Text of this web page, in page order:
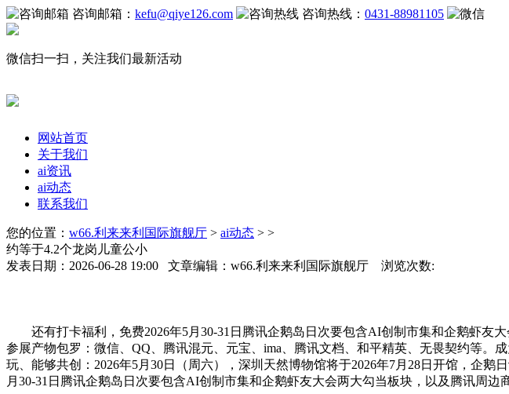
咨询邮箱： kefu@qiye126.com 咨询热线： 0431-88981105
微信扫一扫，关注我们最新活动
网站首页
关于我们
ai资讯
ai动态
联系我们
您的位置： w66.利来来利国际旗舰厅 > ai动态 > >
约等于4.2个龙岗儿童公小
发表日期：2026-06-28 19:00 文章编辑：w66.利来来利国际旗舰厅 浏览次数:
还有打卡福利，免费2026年5月30-31日腾讯企鹅岛日次要包含AI创制市集和企鹅虾友
参展产物包罗：微信、QQ、腾讯混元、元宝、ima、腾讯文档、和平精英、无畏契约等
玩、能够共创：2026年5月30日（周六），深圳天然博物馆将于2026年7月28日开馆，企
月30-31日腾讯企鹅岛日次要包含AI创制市集和企鹅虾友大会两大勾当板块，以及腾讯周边